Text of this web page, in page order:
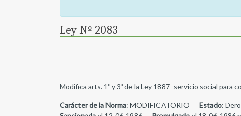
Ley Nº 2083
Modifica arts. 1º y 3º de la Ley 1887 -servicio social para
Carácter de la Norma: MODIFICATORIO Estado: